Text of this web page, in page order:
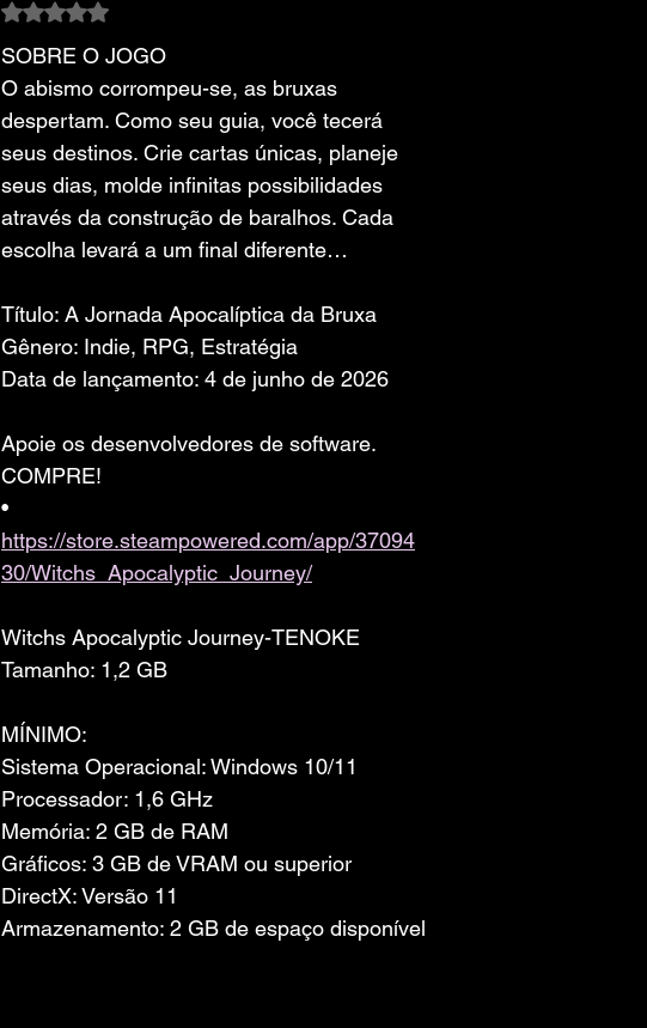
Avaliado com NaN de 5 estrelas.
SOBRE O JOGO
O abismo corrompeu-se, as bruxas
despertam. Como seu guia, você tecerá
seus destinos. Crie cartas únicas, planeje
seus dias, molde infinitas possibilidades
através da construção de baralhos. Cada
escolha levará a um final diferente…
Título: A Jornada Apocalíptica da Bruxa
Gênero: Indie, RPG, Estratégia
Data de lançamento: 4 de junho de 2026
Apoie os desenvolvedores de software.
COMPRE!
•
https://store.steampowered.com/app/37094
30/Witchs_Apocalyptic_Journey/
Witchs Apocalyptic Journey-TENOKE
Tamanho: 1,2 GB
MÍNIMO:
Sistema Operacional: Windows 10/11
Processador: 1,6 GHz
Memória: 2 GB de RAM
Gráficos: 3 GB de VRAM ou superior
DirectX: Versão 11
Armazenamento: 2 GB de espaço disponível